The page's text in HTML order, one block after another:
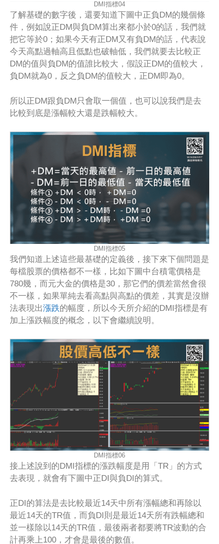
DMI指標04
了解基礎的數字後，還要知道下圖中正負DM的幾個條
件，例如說正DM與負DM算出來都小於0的話，我們就
把它等於0；如果今天有正DM又有負DM的話，代表說
今天高點過軸高且低點也破軸低，我們就要去比較正
DM的值與負DM的值誰比較大，假設正DM的值較大，
負DM就為0，反之負DM的值較大，正DM即為0。
所以正DM跟負DM只會取一個值，也可以說我們是去
比較到底是漲幅較大還是跌幅較大。
DMI指標05
我們知道上述這些最基礎的定義後，接下來下個問題是
每檔股票的價格都不一樣，比如下圖中台積電價格是
780幾，而元大金的價格是30，那它們的價差當然會很
不一樣，如果單純去看高點與高點的價差，其實是沒辦
法表現出漲跌的幅度，所以今天所介紹的DMI指標是有
加上漲跌幅度的概念，以下會繼續說明。
DMI指標06
接上述說到的DMI指標的漲跌幅度是用「TR」的方式
去表現，就會有下圖中正DI與負DI的算式。
正DI的算法是去比較最近14天中所有漲幅總和再除以
最近14天的TR值，而負DI則是最近14天所有跌幅總和
並一樣除以14天的TR值，最後兩者都要將TR波動的合
計再乘上100，才會是最後的數值。